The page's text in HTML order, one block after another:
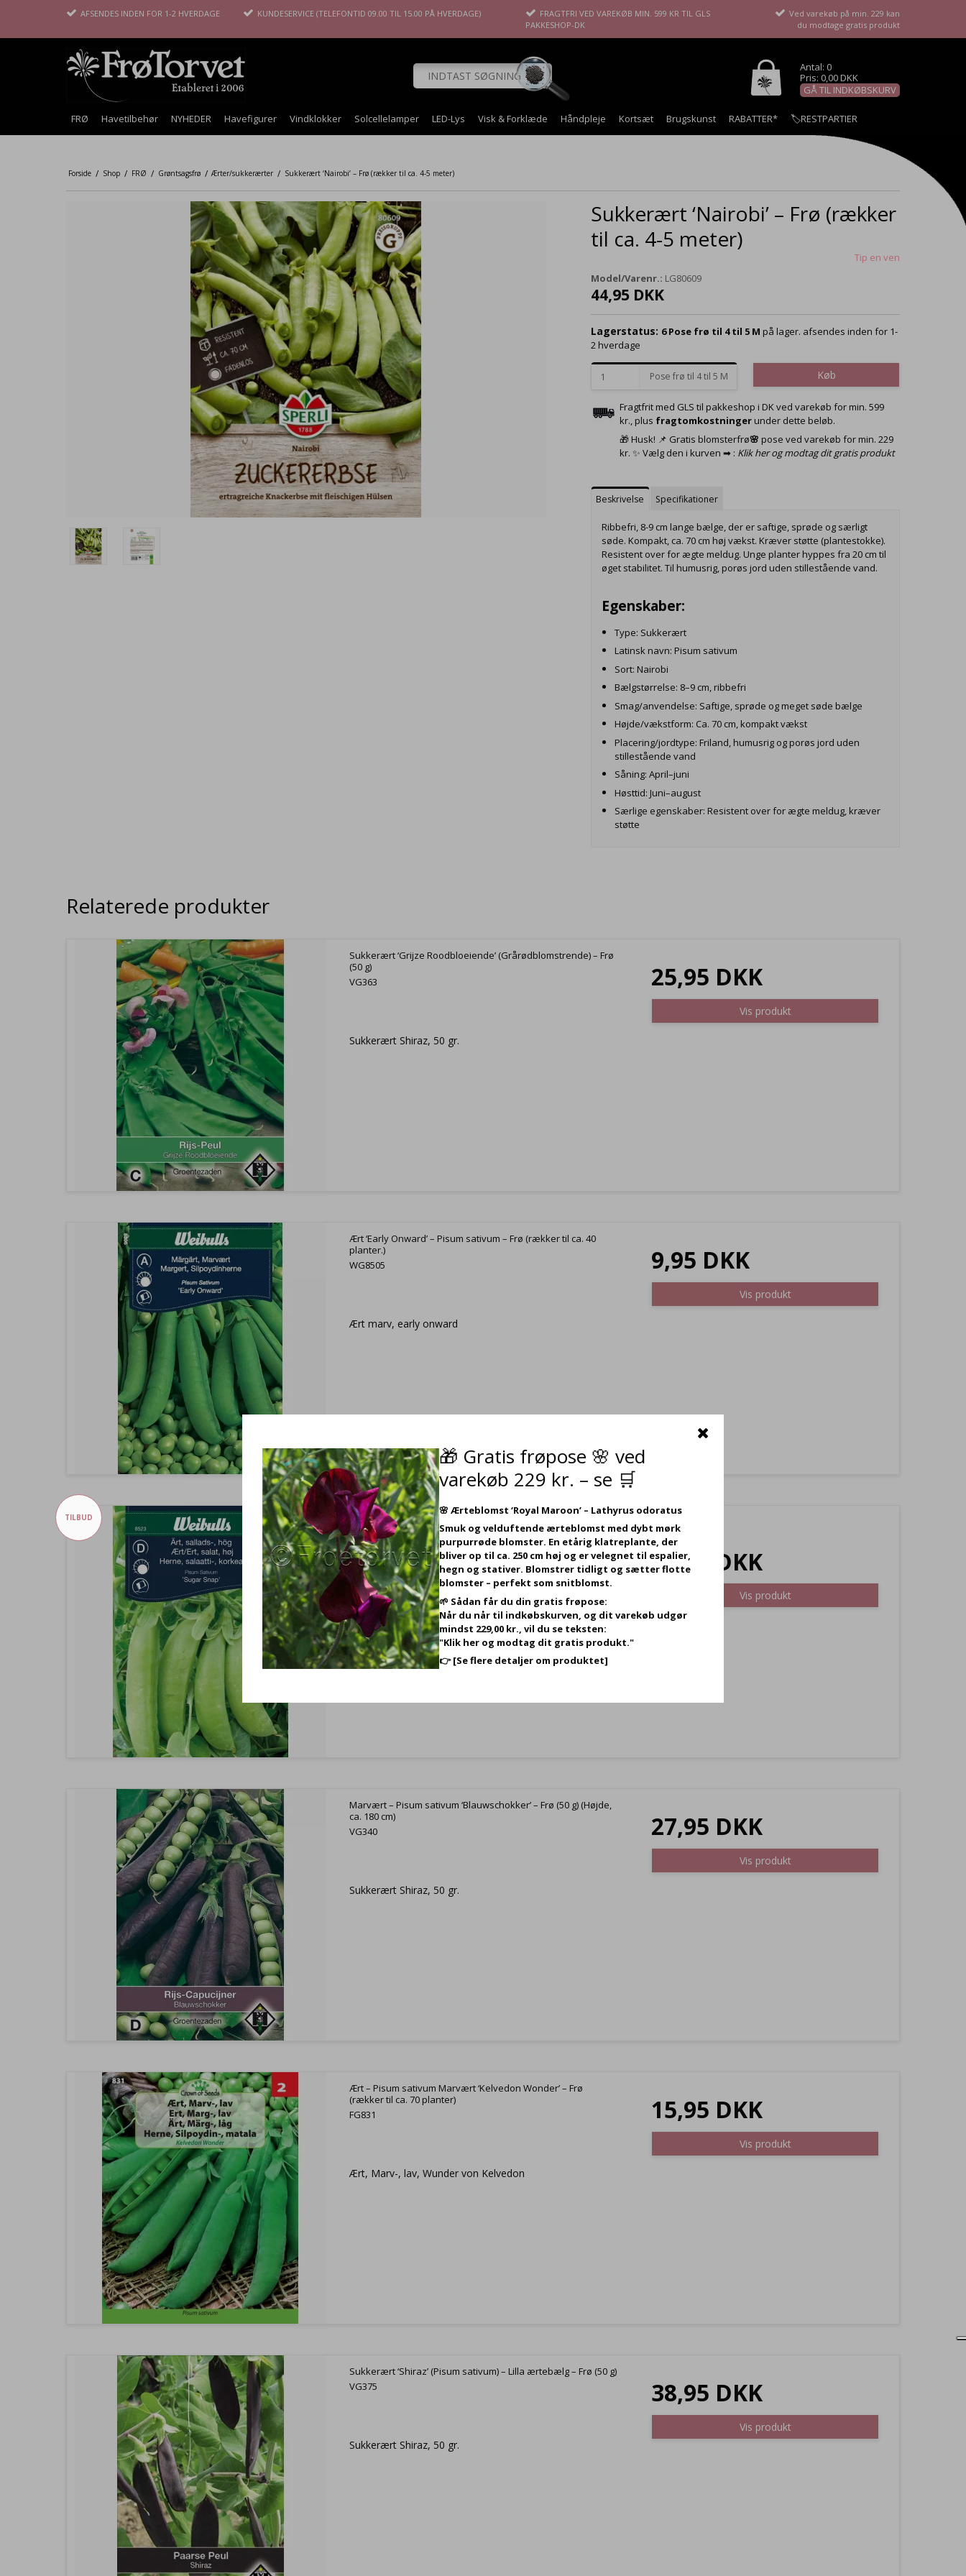
AFSENDES INDEN FOR 1-2 HVERDAGE KUNDESERVICE (TELEFONTID 09.00 TIL 15.00 PÅ HVERDAGE)
FRAGTFRI VED VAREKØB MIN. 599 KR TIL GLS
PAKKESHOP-DK
Ved varekøb på min. 229 kan
du modtage gratis produkt
Antal: 0
Pris: 0,00 DKK
GÅ TIL INDKØBSKURV
FRØ Havetilbehør NYHEDER Havefigurer Vindklokker Solcellelamper LED-Lys Visk & Forklæde Håndpleje Kortsæt Brugskunst RABATTER* 🏷️RESTPARTIER
Forside / Shop / FRØ / Grøntsagsfrø / Ærter/sukkerærter / Sukkerært ‘Nairobi’ – Frø (rækker til ca. 4-5 meter)
Sukkerært ‘Nairobi’ – Frø (rækker
til ca. 4-5 meter)
Tip en ven
Model/Varenr.: LG80609
44,95 DKK
Lagerstatus: 6 Pose frø til 4 til 5 M på lager. afsendes inden for 1-
2 hverdage
Pose frø til 4 til 5 M Køb
Fragtfrit med GLS til pakkeshop i DK ved varekøb for min. 599
kr., plus fragtomkostningerunder dette beløb.
🎁 Husk! 📌 Gratis blomsterfrø🌸 pose ved varekøb for min. 229
kr. ✨ Vælg den i kurven ➡ : Klik her og modtag dit gratis produkt
Beskrivelse Specifikationer
Ribbefri, 8-9 cm lange bælge, der er saftige, sprøde og særligt
søde. Kompakt, ca. 70 cm høj vækst. Kræver støtte (plantestokke).
Resistent over for ægte meldug. Unge planter hyppes fra 20 cm til
øget stabilitet. Til humusrig, porøs jord uden stillestående vand.
Egenskaber:
Type: Sukkerært
Latinsk navn: Pisum sativum
Sort: Nairobi
Bælgstørrelse: 8–9 cm, ribbefri
Smag/anvendelse: Saftige, sprøde og meget søde bælge
Højde/vækstform: Ca. 70 cm, kompakt vækst
Placering/jordtype: Friland, humusrig og porøs jord uden
stillestående vand
Såning: April–juni
Høsttid: Juni–august
Særlige egenskaber: Resistent over for ægte meldug, kræver
støtte
Relaterede produkter
Sukkerært ‘Grijze Roodbloeiende’ (Grårødblomstrende) – Frø
(50 g)
VG363
Sukkerært Shiraz, 50 gr.
25,95 DKK
Vis produkt
Ært ‘Early Onward’ – Pisum sativum – Frø (rækker til ca. 40
planter.)
WG8505
Ært marv, early onward
9,95 DKK
Vis produkt
TILBUD
Ært – Pisum sativum ‘Sugar Snap’ – Frø (rækker til ca. 6 m)
WG8523
Ært, salat, høj Sugar Snap
34,95 DKK
23,95 DKK
Vis produkt
Marvært – Pisum sativum ‘Blauwschokker’ – Frø (50 g) (Højde,
ca. 180 cm)
VG340
Sukkerært Shiraz, 50 gr.
27,95 DKK
Vis produkt
Ært – Pisum sativum Marvært ‘Kelvedon Wonder’ – Frø
(rækker til ca. 70 planter)
FG831
Ært, Marv-, lav, Wunder von Kelvedon
15,95 DKK
Vis produkt
Sukkerært ‘Shiraz’ (Pisum sativum) – Lilla ærtebælg – Frø (50 g)
VG375
Sukkerært Shiraz, 50 gr.
38,95 DKK
Vis produkt
🎁 Gratis frøpose 🌸 ved
varekøb 229 kr. – se 🛒
🌸 Ærteblomst ‘Royal Maroon’ – Lathyrus odoratus
Smuk og velduftende ærteblomst med dybt mørk
purpurrøde blomster. En etårig klatreplante, der
bliver op til ca. 250 cm høj og er velegnet til espalier,
hegn og stativer. Blomstrer tidligt og sætter flotte
blomster – perfekt som snitblomst.
🌱 Sådan får du din gratis frøpose:
Når du når til indkøbskurven, og dit varekøb udgør
mindst 229,00 kr., vil du se teksten:
"Klik her og modtag dit gratis produkt."
👉[Se flere detaljer om produktet]